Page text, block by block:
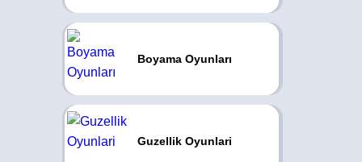
Boyama Oyunları
Guzellik Oyunlari